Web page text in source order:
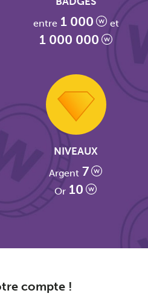
entre 1 000 et
1 000 000
NIVEAUX
Argent 7
Or 10
compte !